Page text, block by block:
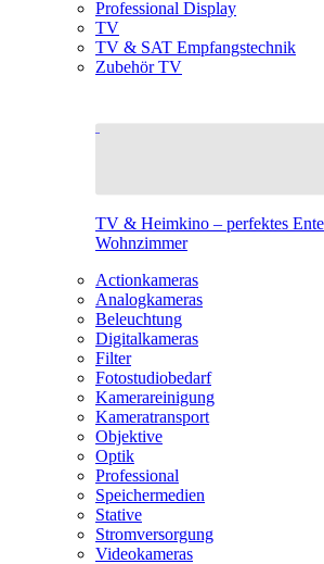
Professional Display
TV
TV & SAT Empfangstechnik
Zubehör TV
TV & Heimkino – perfektes
Wohnzimmer
Actionkameras
Analogkameras
Beleuchtung
Digitalkameras
Filter
Fotostudiobedarf
Kamerareinigung
Kameratransport
Objektive
Optik
Professional
Speichermedien
Stative
Stromversorgung
Videokameras